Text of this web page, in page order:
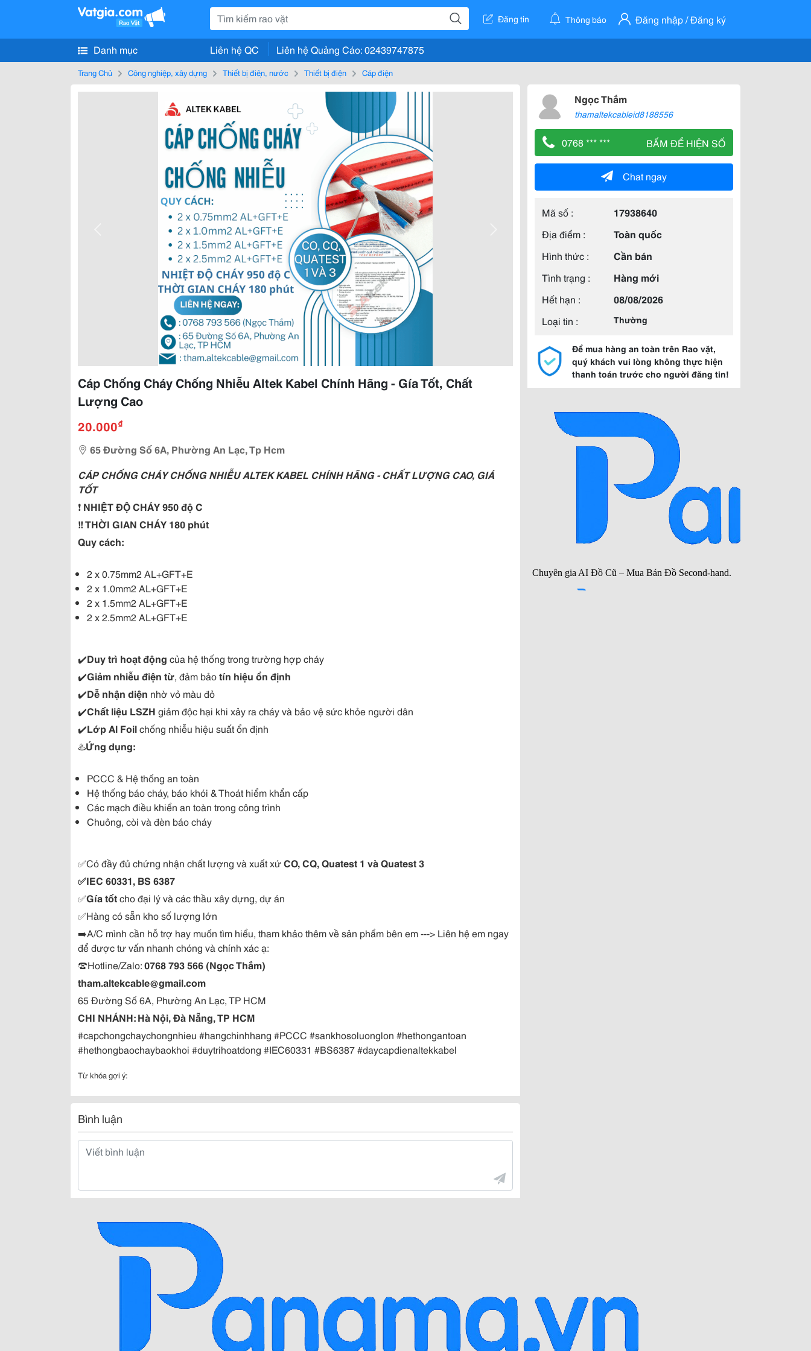
Đăng tin Thông báo Đăng nhập / Đăng ký
Danh mục Liên hệ QC Liên hệ Quảng Cáo: 02439747875
Trang Chủ Công nghiệp, xây dựng Thiết bị điện, nước Thiết bị điện Cáp điện
Cáp Chống Cháy Chống Nhiễu Altek Kabel Chính Hãng - Gía Tốt, Chất
Lượng Cao
20.000₫
65 Đường Số 6A, Phường An Lạc, Tp Hcm
CÁP CHỐNG CHÁY CHỐNG NHIỄU ALTEK KABEL CHÍNH HÃNG - CHẤT LƯỢNG CAO, GIÁ
TỐT
❗️ NHIỆT ĐỘ CHÁY 950 độ C
‼️ THỜI GIAN CHÁY 180 phút
Quy cách:
2 x 0.75mm2 AL+GFT+E
2 x 1.0mm2 AL+GFT+E
2 x 1.5mm2 AL+GFT+E
2 x 2.5mm2 AL+GFT+E
✔️Duy trì hoạt động của hệ thống trong trường hợp cháy
✔️Giảm nhiễu điện từ, đảm bảo tín hiệu ổn định
✔️Dễ nhận diện nhờ vỏ màu đỏ
✔️Chất liệu LSZH giảm độc hại khi xảy ra cháy và bảo vệ sức khỏe người dân
✔️Lớp Al Foil chống nhiễu hiệu suất ổn định
♨️Ứng dụng:
PCCC & Hệ thống an toàn
Hệ thống báo cháy, báo khói & Thoát hiểm khẩn cấp
Các mạch điều khiển an toàn trong công trình
Chuông, còi và đèn báo cháy
✅Có đầy đủ chứng nhận chất lượng và xuất xứ CO, CQ, Quatest 1 và Quatest 3
✅IEC 60331, BS 6387
✅Gía tốt cho đại lý và các thầu xây dựng, dự án
✅Hàng có sẵn kho số lượng lớn
➡️A/C mình cần hỗ trợ hay muốn tìm hiểu, tham khảo thêm về sản phẩm bên em ---> Liên hệ em ngay
để được tư vấn nhanh chóng và chính xác ạ:
☎️Hotline/Zalo: 0768 793 566 (Ngọc Thắm)
tham.altekcable@gmail.com
65 Đường Số 6A, Phường An Lạc, TP HCM
CHI NHÁNH: Hà Nội, Đà Nẵng, TP HCM
#capchongchaychongnhieu #hangchinhhang #PCCC #sankhosoluonglon #hethongantoan
#hethongbaochaybaokhoi #duytrihoatdong #IEC60331 #BS6387 #daycapdienaltekkabel
Từ khóa gợi ý:
Bình luận
Ngọc Thắm
thamaltekcableid8188556
0768 *** *** BẤM ĐỂ HIỆN SỐ
Chat ngay
Mã số :
17938640
Địa điểm :
Toàn quốc
Hình thức :
Cần bán
Tình trạng :
Hàng mới
Hết hạn :
08/08/2026
Loại tin :
Thường
Để mua hàng an toàn trên Rao vặt,
quý khách vui lòng không thực hiện
thanh toán trước cho người đăng tin!